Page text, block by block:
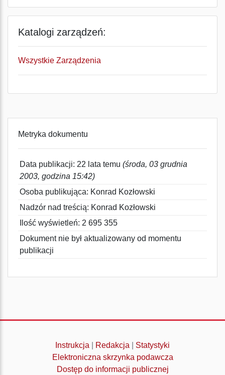
Katalogi zarządzeń:
Wszystkie Zarządzenia
Metryka dokumentu
Data publikacji: 22 lata temu (środa, 03 grudnia
2003, godzina 15:42)
Osoba publikująca: Konrad Kozłowski
Nadzór nad treścią: Konrad Kozłowski
Ilość wyświetleń: 2 695 355
Dokument nie był aktualizowany od momentu
publikacji
Instrukcja Redakcja
Statystyki
Elektroniczna skrzynka podawcza
Dostęp do informacji publicznej